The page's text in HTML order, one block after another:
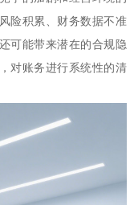
险积累、财务数据不准
可能带来潜在的合规隐
对账务进行系统性的清